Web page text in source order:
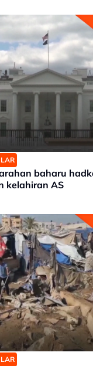
baharu
kelahiran AS